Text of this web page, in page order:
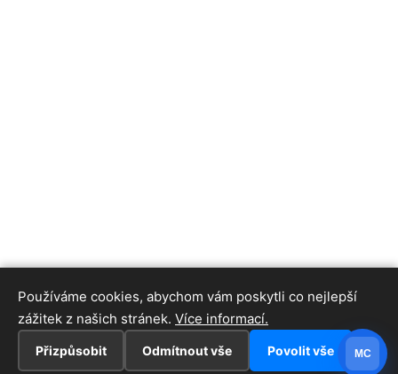
Používáme cookies, abychom vám poskytli co nejlepší
zážitek z našich stránek. Více informací.
Přizpůsobit Odmítnout vše Povolit vše MC